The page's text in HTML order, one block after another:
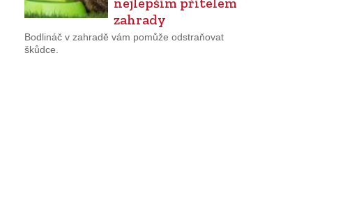
zahrady
Bodlináč v zahradě vám pomůže odstraňovat
škůdce.